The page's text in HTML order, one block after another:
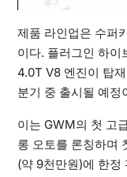
제품 라인업은 수퍼
이다. 플러그인 하
4.0T V8 엔진이 탑
분기 중 출시될 예정
이는 GWM의 첫 고
롱 오토를 론칭하며
(약 9천만원)에 한정